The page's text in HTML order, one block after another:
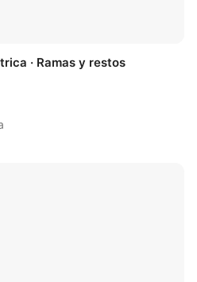
· Ramas y restos